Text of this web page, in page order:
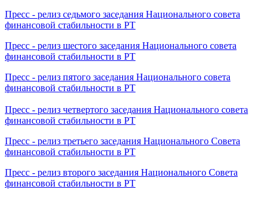
Пресс - релиз седьмого заседания Национального совета
финансовой стабильности в РТ
Пресс - релиз шестого заседания Национального совета
финансовой стабильности в РТ
Пресс - релиз пятого заседания Национального совета
финансовой стабильности в РТ
Пресс - релиз четвертого заседания Национального совета
финансовой стабильности в РТ
Пресс - релиз третьего заседания Национального Совета
финансовой стабильности в РТ
Пресс - релиз второго заседания Национального Совета
финансовой стабильности в РТ